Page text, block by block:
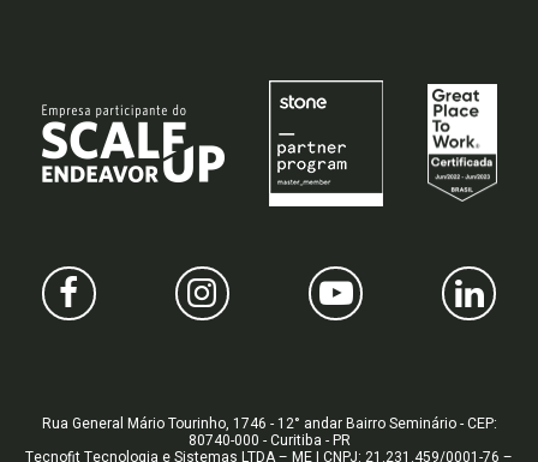
Rua General Mário Tourinho, 1746 - 12° andar Bairro Seminário - CEP:
80740-000 - Curitiba - PR
Tecnofit Tecnologia e Sistemas LTDA – ME | CNPJ: 21.231.459/0001-76 –